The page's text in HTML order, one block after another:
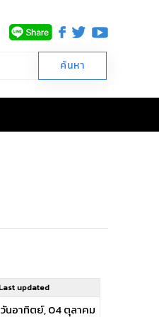
updated
วันอาทิตย์, 04 ตุลาคม